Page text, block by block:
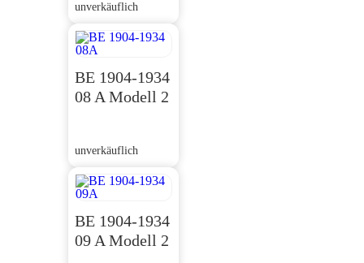
unverkäuflich
BE 1904-1934
08 A Modell 2
unverkäuflich
BE 1904-1934
09 A Modell 2